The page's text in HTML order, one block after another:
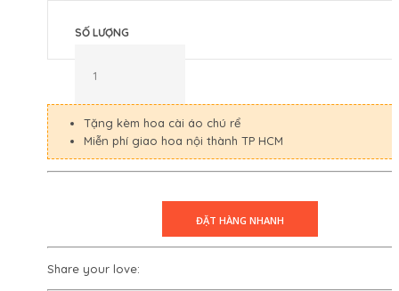
SỐ LƯỢNG
Tặng kèm hoa cài áo chú rể
Miễn phí giao hoa nội thành TP HCM
Share your love: